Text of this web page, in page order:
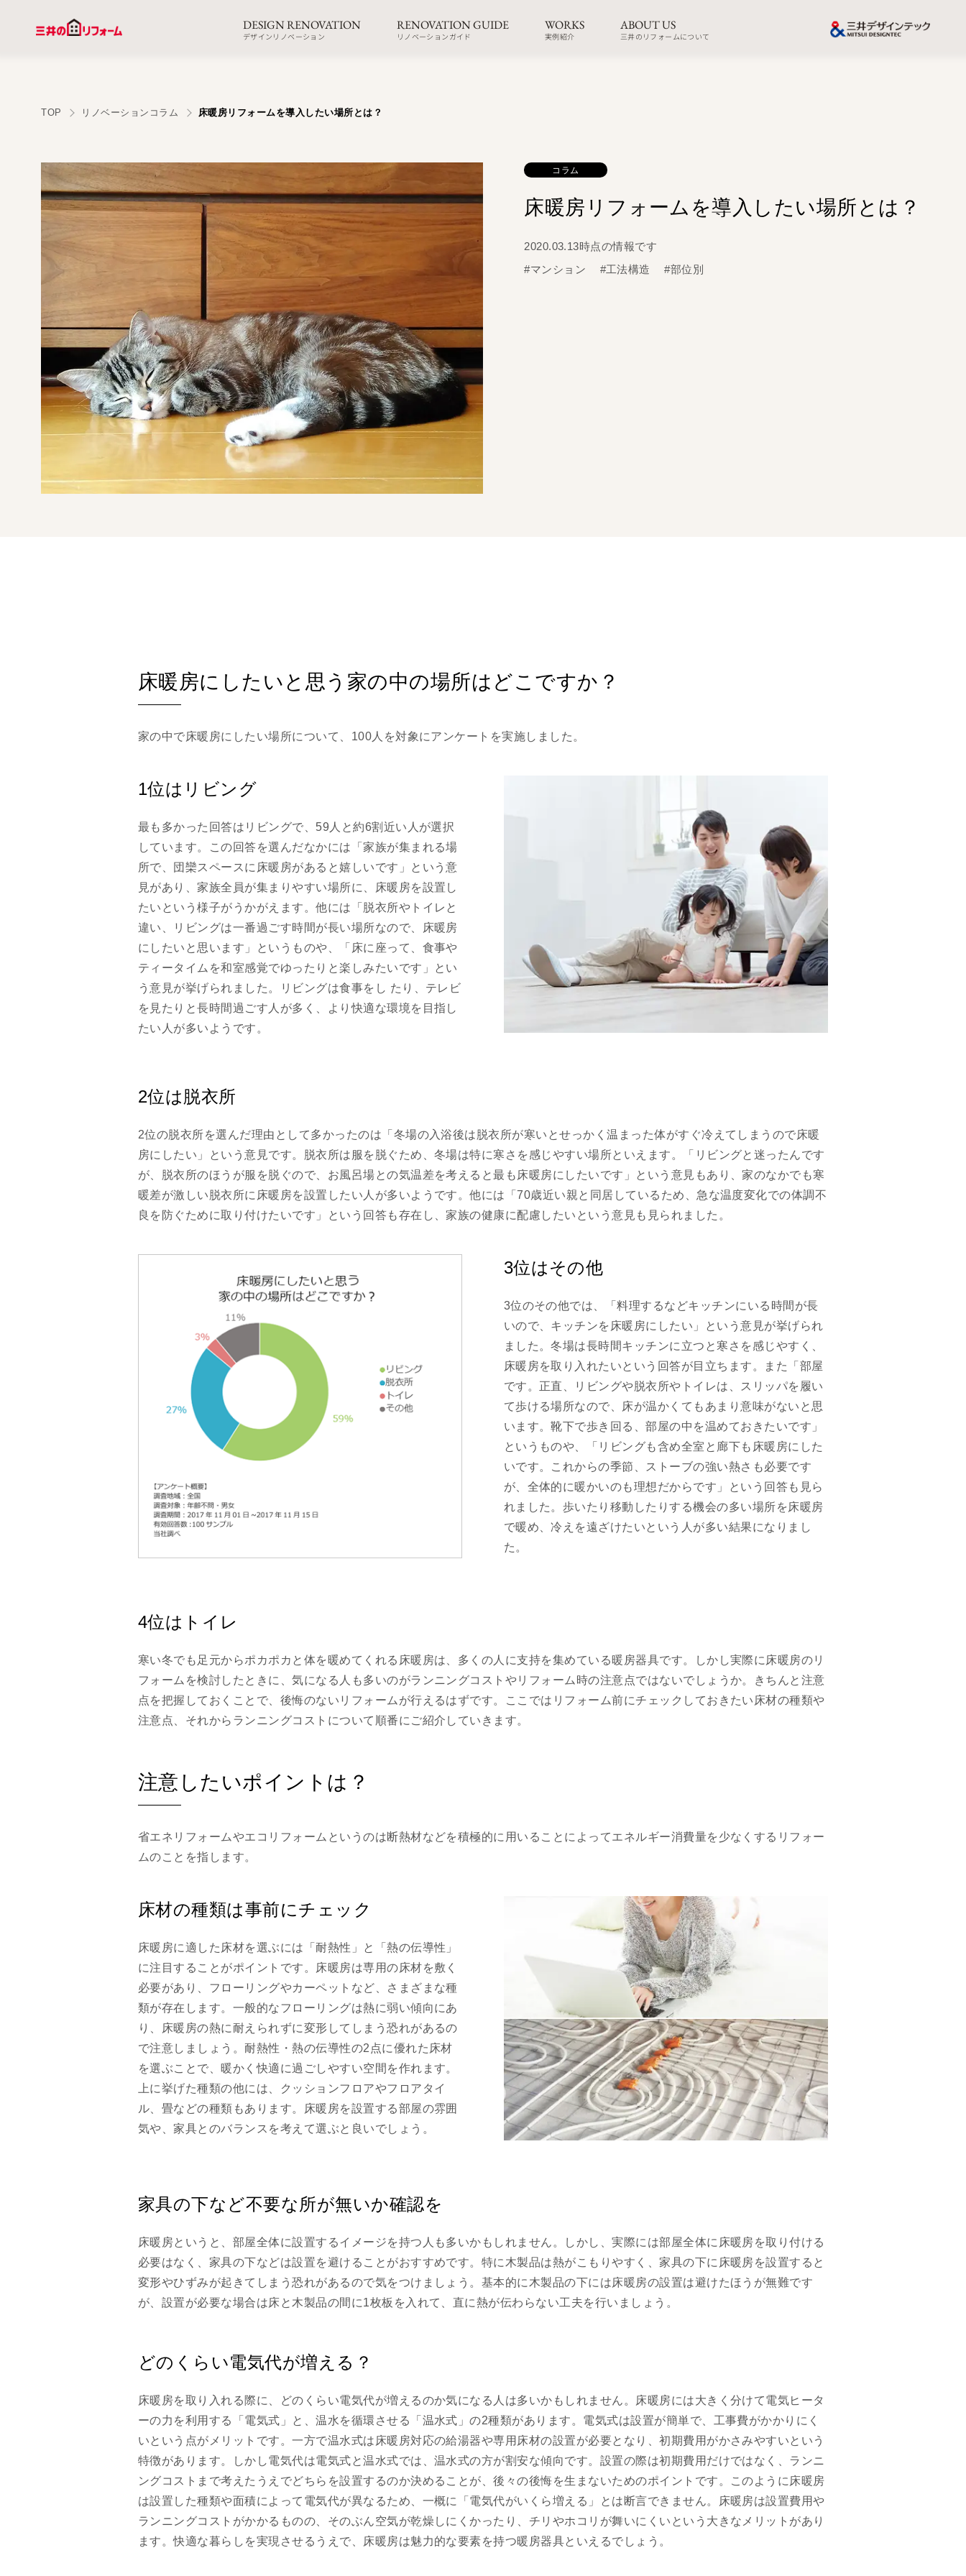
DESIGN RENOVATION
デザインリノベーション
RENOVATION GUIDE
リノベーションガイド
WORKS
実例紹介
ABOUT US
三井のリフォームについて
TOP リノベーションコラム 床暖房リフォームを導入したい場所とは？
コラム
床暖房リフォームを導入したい場所とは？
2020.03.13時点の情報です
#マンション
#工法構造 #部位別
床暖房にしたいと思う家の中の場所はどこですか？
家の中で床暖房にしたい場所について、100人を対象にアンケートを実施しました。
1位はリビング
最も多かった回答はリビングで、59人と約6割近い人が選択
しています。この回答を選んだなかには「家族が集まれる場
所で、団欒スペースに床暖房があると嬉しいです」という意
見があり、家族全員が集まりやすい場所に、床暖房を設置し
たいという様子がうかがえます。他には「脱衣所やトイレと
違い、リビングは一番過ごす時間が長い場所なので、床暖房
にしたいと思います」というものや、「床に座って、食事や
ティータイムを和室感覚でゆったりと楽しみたいです」とい
う意見が挙げられました。リビングは食事をし たり、テレビ
を見たりと長時間過ごす人が多く、より快適な環境を目指し
たい人が多いようです。
2位は脱衣所
2位の脱衣所を選んだ理由として多かったのは「冬場の入浴後は脱衣所が寒いとせっかく温まった体がすぐ冷えてしまうので床暖
房にしたい」という意見です。脱衣所は服を脱ぐため、冬場は特に寒さを感じやすい場所といえます。「リビングと迷ったんです
が、脱衣所のほうが服を脱ぐので、お風呂場との気温差を考えると最も床暖房にしたいです」という意見もあり、家のなかでも寒
暖差が激しい脱衣所に床暖房を設置したい人が多いようです。他には「70歳近い親と同居しているため、急な温度変化での体調不
良を防ぐために取り付けたいです」という回答も存在し、家族の健康に配慮したいという意見も見られました。
3位はその他
3位のその他では、「料理するなどキッチンにいる時間が長
いので、キッチンを床暖房にしたい」という意見が挙げられ
ました。冬場は長時間キッチンに立つと寒さを感じやすく、
床暖房を取り入れたいという回答が目立ちます。また「部屋
です。正直、リビングや脱衣所やトイレは、スリッパを履い
て歩ける場所なので、床が温かくてもあまり意味がないと思
います。靴下で歩き回る、部屋の中を温めておきたいです」
というものや、「リビングも含め全室と廊下も床暖房にした
いです。これからの季節、ストーブの強い熱さも必要です
が、全体的に暖かいのも理想だからです」という回答も見ら
れました。歩いたり移動したりする機会の多い場所を床暖房
で暖め、冷えを遠ざけたいという人が多い結果になりまし
た。
4位はトイレ
寒い冬でも足元からポカポカと体を暖めてくれる床暖房は、多くの人に支持を集めている暖房器具です。しかし実際に床暖房のリ
フォームを検討したときに、気になる人も多いのがランニングコストやリフォーム時の注意点ではないでしょうか。きちんと注意
点を把握しておくことで、後悔のないリフォームが行えるはずです。ここではリフォーム前にチェックしておきたい床材の種類や
注意点、それからランニングコストについて順番にご紹介していきます。
注意したいポイントは？
省エネリフォームやエコリフォームというのは断熱材などを積極的に用いることによってエネルギー消費量を少なくするリフォー
ムのことを指します。
床材の種類は事前にチェック
床暖房に適した床材を選ぶには「耐熱性」と「熱の伝導性」
に注目することがポイントです。床暖房は専用の床材を敷く
必要があり、フローリングやカーペットなど、さまざまな種
類が存在します。一般的なフローリングは熱に弱い傾向にあ
り、床暖房の熱に耐えられずに変形してしまう恐れがあるの
で注意しましょう。耐熱性・熱の伝導性の2点に優れた床材
を選ぶことで、暖かく快適に過ごしやすい空間を作れます。
上に挙げた種類の他には、クッションフロアやフロアタイ
ル、畳などの種類もあります。床暖房を設置する部屋の雰囲
気や、家具とのバランスを考えて選ぶと良いでしょう。
家具の下など不要な所が無いか確認を
床暖房というと、部屋全体に設置するイメージを持つ人も多いかもしれません。しかし、実際には部屋全体に床暖房を取り付ける
必要はなく、家具の下などは設置を避けることがおすすめです。特に木製品は熱がこもりやすく、家具の下に床暖房を設置すると
変形やひずみが起きてしまう恐れがあるので気をつけましょう。基本的に木製品の下には床暖房の設置は避けたほうが無難です
が、設置が必要な場合は床と木製品の間に1枚板を入れて、直に熱が伝わらない工夫を行いましょう。
どのくらい電気代が増える？
床暖房を取り入れる際に、どのくらい電気代が増えるのか気になる人は多いかもしれません。床暖房には大きく分けて電気ヒータ
ーの力を利用する「電気式」と、温水を循環させる「温水式」の2種類があります。電気式は設置が簡単で、工事費がかかりにく
いという点がメリットです。一方で温水式は床暖房対応の給湯器や専用床材の設置が必要となり、初期費用がかさみやすいという
特徴があります。しかし電気代は電気式と温水式では、温水式の方が割安な傾向です。設置の際は初期費用だけではなく、ランニ
ングコストまで考えたうえでどちらを設置するのか決めることが、後々の後悔を生まないためのポイントです。このように床暖房
は設置した種類や面積によって電気代が異なるため、一概に「電気代がいくら増える」とは断言できません。床暖房は設置費用や
ランニングコストがかかるものの、そのぶん空気が乾燥しにくかったり、チリやホコリが舞いにくいという大きなメリットがあり
ます。快適な暮らしを実現させるうえで、床暖房は魅力的な要素を持つ暖房器具といえるでしょう。